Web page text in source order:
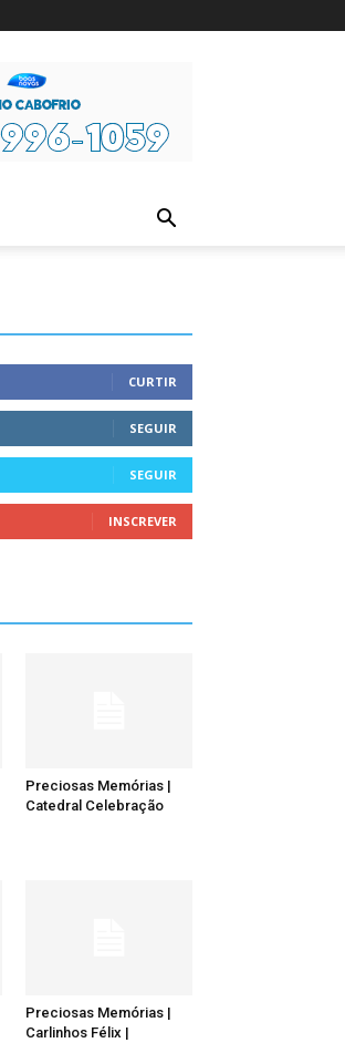
CURTIR
SEGUIR
SEGUIR
INSCREVER
Preciosas Memórias |
Catedral Celebração
Preciosas Memórias |
Carlinhos Félix |